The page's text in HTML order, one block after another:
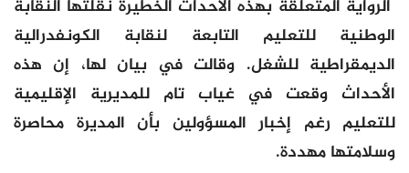
الرواية المتعلقة بهذه الأحداث الخطيرة نقلتها النقابة
الوطنية للتعليم التابعة لنقابة الكونفدرالية
الديمقراطية للشغل. وقالت في بيان لها، إن هذه
الأحداث وقعت في غياب تام للمديرية الإقليمية
للتعليم رغم إخبار المسؤولين بأن المديرة محاصرة
وسلامتها مهددة.